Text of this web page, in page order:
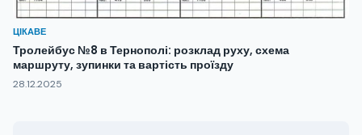
ЦІКАВЕ
Тролейбус №8 в Тернополі: розклад руху, схема
маршруту, зупинки та вартість проїзду
28.12.2025